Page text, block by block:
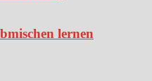
lernen